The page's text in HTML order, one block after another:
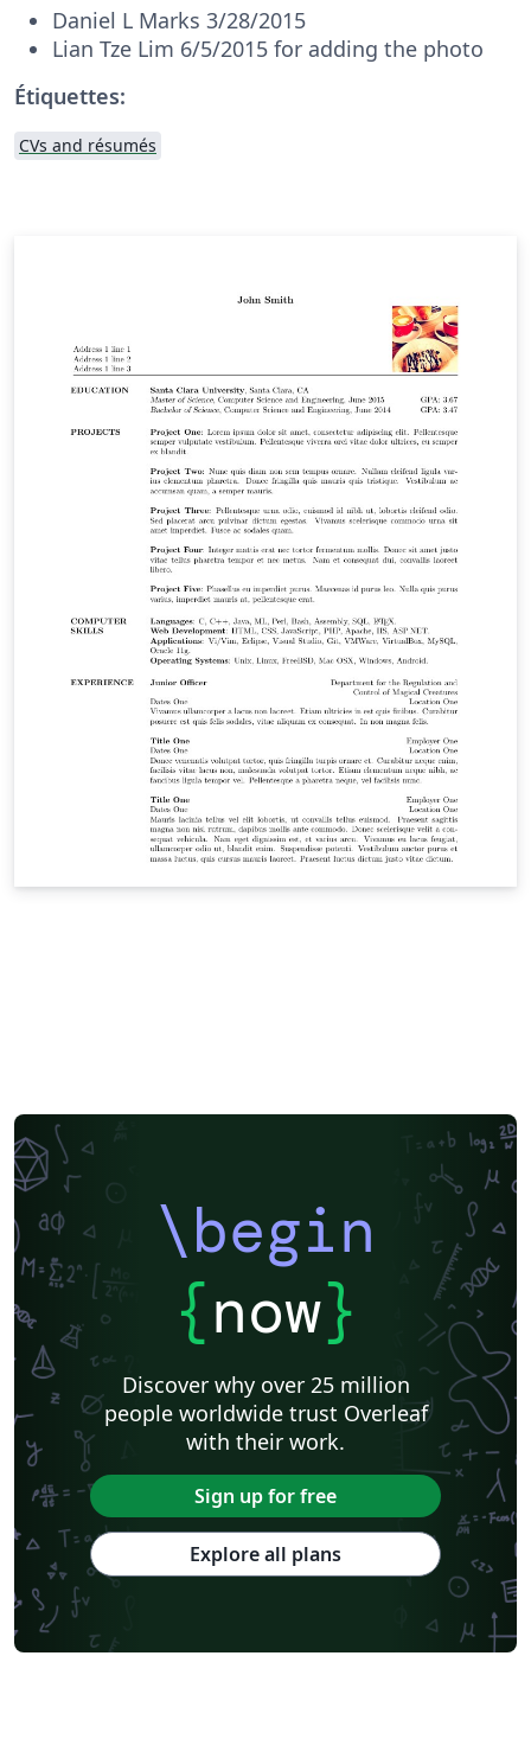
Daniel L Marks 3/28/2015
Lian Tze Lim 6/5/2015 for adding the photo
Étiquettes:
CVs and résumés
\begin
{now}
Discover why over 25 million
people worldwide trust Overleaf
with their work.
Sign up for free
Explore all plans